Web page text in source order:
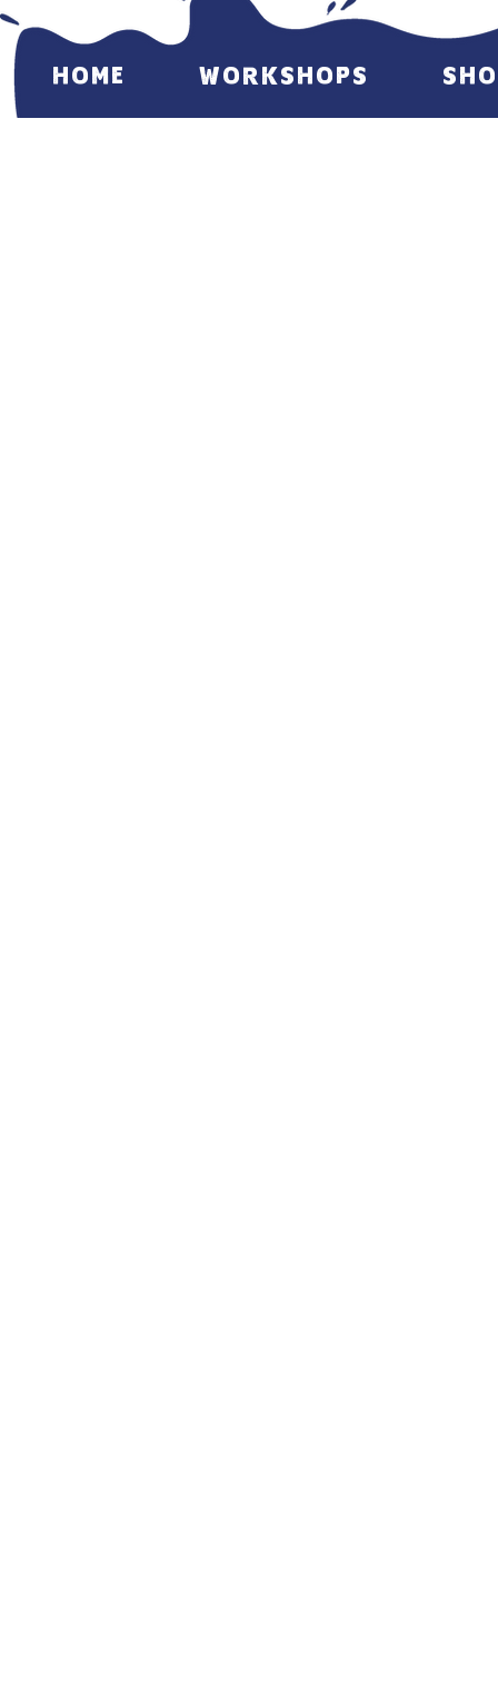
HOME WORKSHOPS